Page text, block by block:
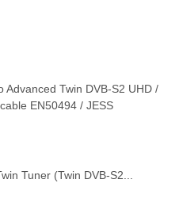
Advanced Twin DVB-S2 UHD /
EN50494 / JESS